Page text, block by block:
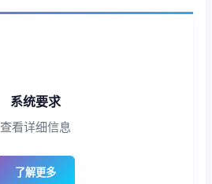
系统要求
查看详细信息
了解更多